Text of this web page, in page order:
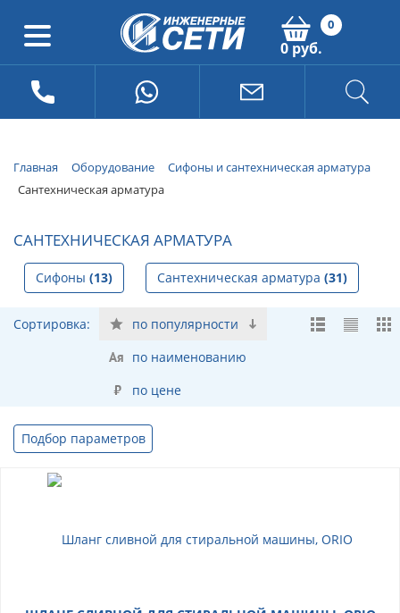
0
0 руб.
Главная Оборудование
Сифоны и сантехническая арматура
Сантехническая арматура
САНТЕХНИЧЕСКАЯ АРМАТУРА
Сифоны (13) Сантехническая арматура (31)
Сортировка:
по популярности
по наименованию
по цене
Подбор параметров